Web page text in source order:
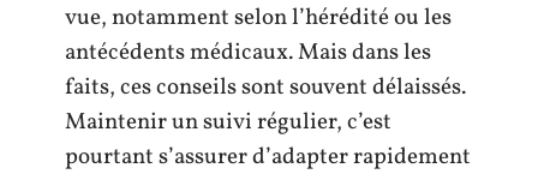
vue, notamment selon l’hérédité ou les
antécédents médicaux. Mais dans les
faits, ces conseils sont souvent délaissés.
Maintenir un suivi régulier, c’est
pourtant s’assurer d’adapter rapidement